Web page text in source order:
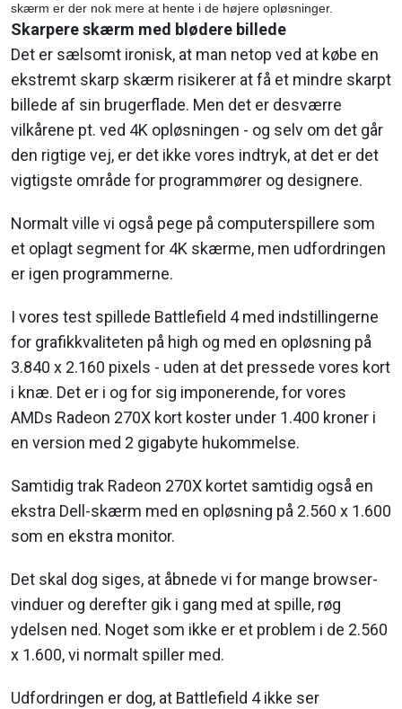
skærm er der nok mere at hente i de højere opløsninger.
Skarpere skærm med blødere billede
Det er sælsomt ironisk, at man netop ved at købe en
ekstremt skarp skærm risikerer at få et mindre skarpt
billede af sin brugerflade. Men det er desværre
vilkårene pt. ved 4K opløsningen - og selv om det går
den rigtige vej, er det ikke vores indtryk, at det er det
vigtigste område for programmører og designere.
Normalt ville vi også pege på computerspillere som
et oplagt segment for 4K skærme, men udfordringen
er igen programmerne.
I vores test spillede Battlefield 4 med indstillingerne
for grafikkvaliteten på high og med en opløsning på
3.840 x 2.160 pixels - uden at det pressede vores kort
i knæ. Det er i og for sig imponerende, for vores
AMDs Radeon 270X kort koster under 1.400 kroner i
en version med 2 gigabyte hukommelse.
Samtidig trak Radeon 270X kortet samtidig også en
ekstra Dell-skærm med en opløsning på 2.560 x 1.600
som en ekstra monitor.
Det skal dog siges, at åbnede vi for mange browser-
vinduer og derefter gik i gang med at spille, røg
ydelsen ned. Noget som ikke er et problem i de 2.560
x 1.600, vi normalt spiller med.
Udfordringen er dog, at Battlefield 4 ikke ser